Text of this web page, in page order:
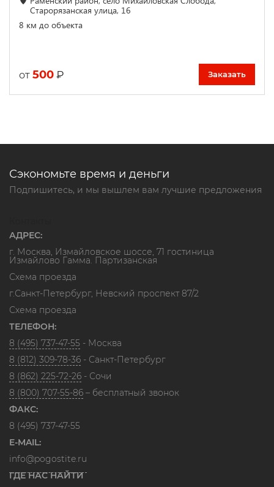
Старорязанская улица, 16
8 км до объекта
от 500 ₽ Заказать
Сэкономьте время и деньги
Подпишитесь, и мы вышлем вам лучшие предложения
АДРЕС:
г. Москва, Измайловское шоссе, 71 гостиница
Измайлово Гамма. Партизанская
Схема проезда
г.Санкт-Петербург, Невский проспект 87/2
Схема проезда
ТЕЛЕФОН:
8 (495) 737-47-55 - Москва
8 (812) 309-78-36 - Санкт-Петербург
8 (862) 225-72-26 - Сочи
8 (800) 707-55-86 – бесплатный звонок
ФАКС:
8 (495) 737-47-55
E-MAIL:
info@pogostite.ru
ГДЕ НАС НАЙТИ